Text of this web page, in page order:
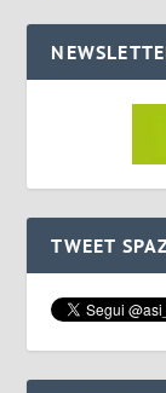
TWEET